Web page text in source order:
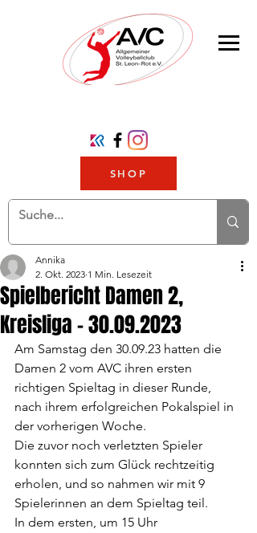
SHOP
Spielbericht Damen 2,
Kreisliga - 30.09.2023
Annika
2. Okt. 2023 1 Min. Lesezeit
Am Samstag den 30.09.23 hatten die
Damen 2 vom AVC ihren ersten
richtigen Spieltag in dieser Runde,
nach ihrem erfolgreichen Pokalspiel in
der vorherigen Woche.
Die zuvor noch verletzten Spieler
konnten sich zum Glück rechtzeitig
erholen, und so nahmen wir mit 9
Spielerinnen an dem Spieltag teil.
In dem ersten, um 15 Uhr